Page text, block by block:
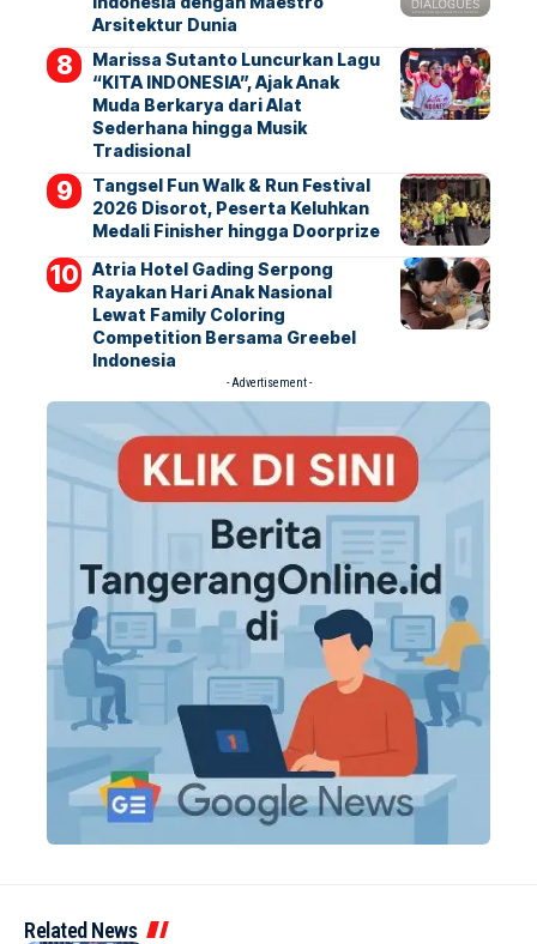
Arsitektur Dunia
Marissa Sutanto Luncurkan Lagu
“KITA INDONESIA”, Ajak Anak
Muda Berkarya dari Alat
Sederhana hingga Musik
Tradisional
Tangsel Fun Walk & Run Festival
2026 Disorot, Peserta Keluhkan
Medali Finisher hingga Doorprize
Atria Hotel Gading Serpong
Rayakan Hari Anak Nasional
Lewat Family Coloring
Competition Bersama Greebel
Indonesia
- Advertisement -
Related News